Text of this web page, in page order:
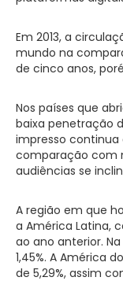
Em 2013, a
mundo na
de cinco anos,
Nos países que
baixa penetração
impresso
comparação com
audiências se
A região em que
a América Latina,
ao ano anterior.
1,45%. A América
de 5,29%, assim